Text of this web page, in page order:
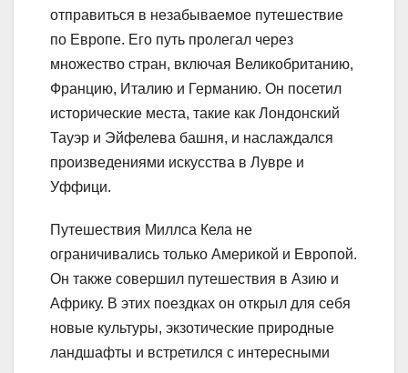
отправиться в незабываемое путешествие
по Европе. Его путь пролегал через
множество стран, включая Великобританию,
Францию, Италию и Германию. Он посетил
исторические места, такие как Лондонский
Тауэр и Эйфелева башня, и наслаждался
произведениями искусства в Лувре и
Уффици.
Путешествия Миллса Кела не
ограничивались только Америкой и Европой.
Он также совершил путешествия в Азию и
Африку. В этих поездках он открыл для себя
новые культуры, экзотические природные
ландшафты и встретился с интересными